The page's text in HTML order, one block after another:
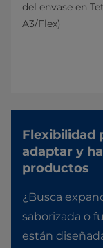
del envase en
A3/Flex)
Flexibilidad
adaptar y
productos
¿Busca
saborizada o
están